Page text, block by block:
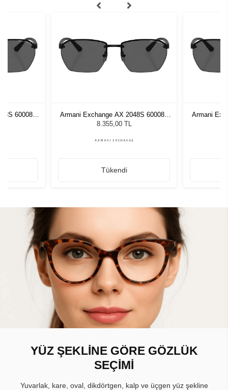
600087
Armani Exchange AX 2048S 600087
59 Unisex Güneş Gözlüğü
8.355,00 TL
Tükendi
Armani
YÜZ ŞEKLİNE GÖRE GÖZLÜK
SEÇİMİ
Yuvarlak, kare, oval, dikdörtgen, kalp ve üçgen yüz şekline